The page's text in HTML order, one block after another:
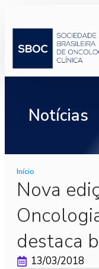
Notícias
Início
Nova
destaca
13/03/2018